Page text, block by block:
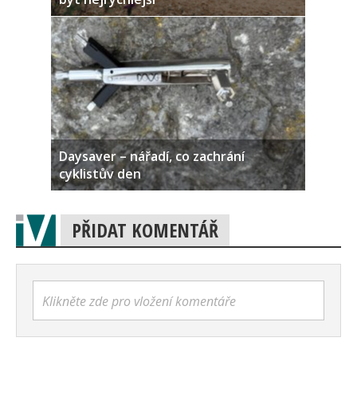
Daysaver – nářadí, co zachrání
cyklistův den
PŘIDAT KOMENTÁŘ
Klikněte zde pro vložení komentáře